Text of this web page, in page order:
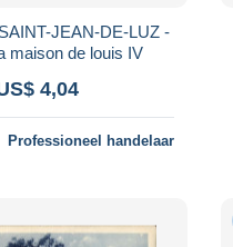
JEAN-DE-LUZ -
maison de louis IV
4,04
Professioneel handelaar